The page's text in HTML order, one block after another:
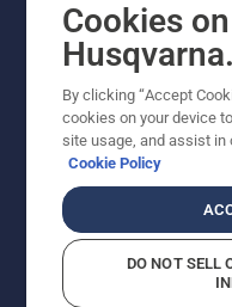
Άλλοι ιστότοποι
Cookies on
By clicking “Accept
cookies on your device
site usage, and assist
Cookie Policy
DO NOT SELL